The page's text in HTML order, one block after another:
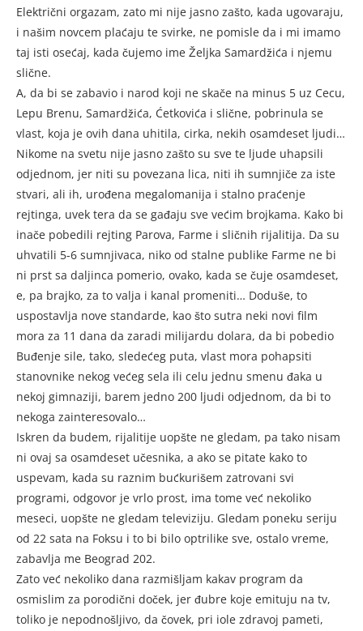
Električni orgazam, zato mi nije jasno zašto, kada ugovaraju,
i našim novcem plaćaju te svirke, ne pomisle da i mi imamo
taj isti osećaj, kada čujemo ime Željka Samardžića i njemu
slične.
A, da bi se zabavio i narod koji ne skače na minus 5 uz Cecu,
Lepu Brenu, Samardžića, Ćetkovića i slične, pobrinula se
vlast, koja je ovih dana uhitila, cirka, nekih osamdeset ljudi…
Nikome na svetu nije jasno zašto su sve te ljude uhapsili
odjednom, jer niti su povezana lica, niti ih sumnjiče za iste
stvari, ali ih, urođena megalomanija i stalno praćenje
rejtinga, uvek tera da se gađaju sve većim brojkama. Kako bi
inače pobedili rejting Parova, Farme i sličnih rijalitija. Da su
uhvatili 5-6 sumnjivaca, niko od stalne publike Farme ne bi
ni prst sa daljinca pomerio, ovako, kada se čuje osamdeset,
e, pa brajko, za to valja i kanal promeniti… Doduše, to
uspostavlja nove standarde, kao što sutra neki novi film
mora za 11 dana da zaradi milijardu dolara, da bi pobedio
Buđenje sile, tako, sledećeg puta, vlast mora pohapsiti
stanovnike nekog većeg sela ili celu jednu smenu đaka u
nekoj gimnaziji, barem jedno 200 ljudi odjednom, da bi to
nekoga zainteresovalo…
Iskren da budem, rijalitije uopšte ne gledam, pa tako nisam
ni ovaj sa osamdeset učesnika, a ako se pitate kako to
uspevam, kada su raznim bućkurišem zatrovani svi
programi, odgovor je vrlo prost, ima tome već nekoliko
meseci, uopšte ne gledam televiziju. Gledam poneku seriju
od 22 sata na Foksu i to bi bilo optrilike sve, ostalo vreme,
zabavlja me Beograd 202.
Zato već nekoliko dana razmišljam kakav program da
osmislim za porodični doček, jer đubre koje emituju na tv,
toliko je nepodnošljivo, da čovek, pri iole zdravoj pameti,